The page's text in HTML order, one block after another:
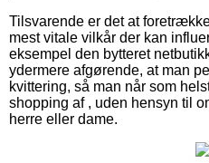
Tilsvarende er det at
mest vitale vilkår der kan
eksempel den bytteret
ydermere afgørende, at man
kvittering, så man når som
shopping af , uden hensyn til
herre eller dame.